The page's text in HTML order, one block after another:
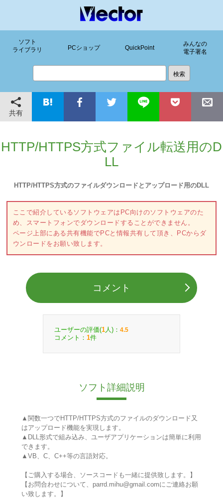
ソフト
ライブラリ
PCショップ QuickPoint
みんなの
電子署名
共有
HTTP/HTTPS方式ファイル転送用のD
LL
HTTP/HTTPS方式のファイルダウンロードとアップロード用のDLL
ここで紹介しているソフトウェアはPC向けのソフトウェアのた
め、スマートフォンでダウンロードすることができません。
ページ上部にある共有機能でPCと情報共有して頂き、PCからダ
ウンロードをお願い致します。
コメント
ユーザーの評価(1 人)： 4.5
コメント： 1件
ソフト詳細説明
▲関数一つでHTTP/HTTPS方式のファイルのダウンロード又
はアップロード機能を実現します。
▲DLL形式で組み込み、ユーザアプリケーションは簡単に利用
できます。
▲VB、C、C++等の言語対応。
【ご購入する場合、ソースコードも一緒に提供致します。】
【お問合わせについて、parrd.mihu@gmail.comにご連絡お願
い致します。】